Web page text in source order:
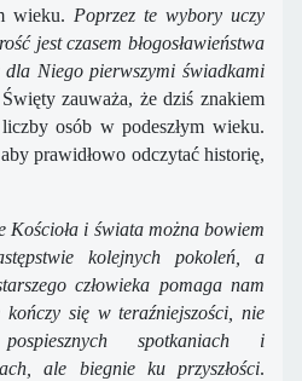
wieku. Poprzez te wybory uczy
jest czasem błogosławieństwa
dla Niego pierwszymi świadkami
zauważa, że dziś znakiem
osób w podeszłym wieku.
prawidłowo odczytać historię,
Kościoła i świata można bowiem
kolejnych pokoleń, a
człowieka pomaga nam
się w teraźniejszości, nie
spotkaniach i
ale biegnie ku przyszłości.